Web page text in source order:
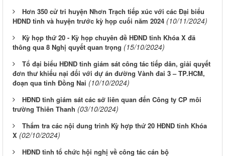
Hơn 350 cử tri huyện Nhơn Trạch tiếp xúc với các Đại biểu
HĐND tỉnh và huyện trước kỳ họp cuối năm 2024 (10/11/2024)
Kỳ họp thứ 20 - Kỳ họp chuyên đề HĐND tỉnh Khóa X đã
thông qua 8 Nghị quyết quan trọng (15/10/2024)
Tổ đại biểu HĐND tỉnh giám sát công tác tiếp dân, giải quyết
đơn thư khiếu nại đối với dự án đường Vành đai 3 – TP.HCM,
đoạn qua tỉnh Đồng Nai (10/10/2024)
HĐND tỉnh giám sát các sở liên quan đến Công ty CP môi
trường Thiên Thanh (03/10/2024)
Thẩm tra các nội dung trình Kỳ hợp thứ 20 HĐND tỉnh Khóa
X (02/10/2024)
HĐND tỉnh tổ chức hội nghị về công tác cán bộ